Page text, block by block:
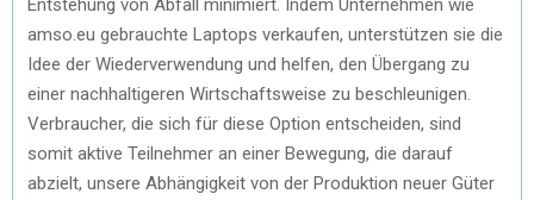
amso.eu gebrauchte Laptops verkaufen, unterstützen sie die
Idee der Wiederverwendung und helfen, den Übergang zu
einer nachhaltigeren Wirtschaftsweise zu beschleunigen.
Verbraucher, die sich für diese Option entscheiden, sind
somit aktive Teilnehmer an einer Bewegung, die darauf
abzielt, unsere Abhängigkeit von der Produktion neuer Güter